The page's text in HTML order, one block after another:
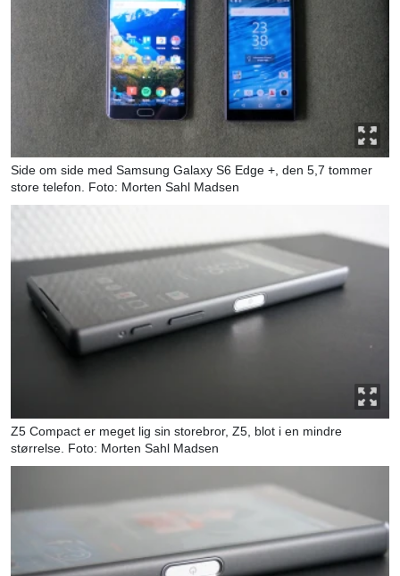
Side om side med Samsung Galaxy S6 Edge +, den 5,7 tommer
store telefon. Foto: Morten Sahl Madsen
Z5 Compact er meget lig sin storebror, Z5, blot i en mindre
størrelse. Foto: Morten Sahl Madsen